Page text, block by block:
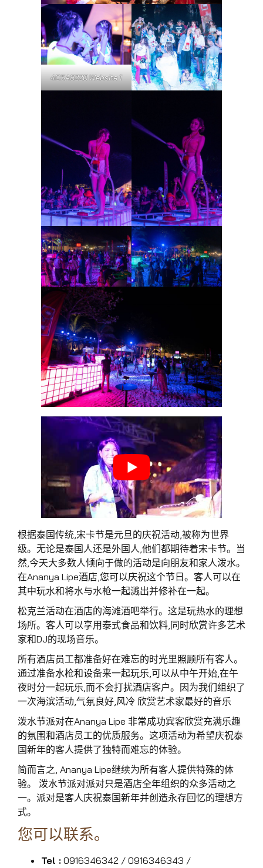
4C5A8220 Website 1
根据泰国传统,宋卡节是元旦的庆祝活动,被称为世界
级。无论是泰国人还是外国人,他们都期待着宋卡节。当
然,今天大多数人倾向于做的活动是向朋友和家人泼水。
在Ananya Lipe酒店,您可以庆祝这个节日。客人可以在
其中玩水和将水与水枪一起溅出并修补在一起。
松克兰活动在酒店的海滩酒吧举行。这是玩热水的理想
场所。客人可以享用泰式食品和饮料,同时欣赏许多艺术
家和DJ的现场音乐。
所有酒店员工都准备好在难忘的时光里照顾所有客人。
通过准备水枪和设备来一起玩乐,可以从中午开始,在午
夜时分一起玩乐,而不会打扰酒店客户。因为我们组织了
一次海滨活动,气氛良好,风冷 欣赏艺术家最好的音乐
泼水节派对在Ananya Lipe 非常成功宾客欣赏充满乐趣
的氛围和酒店员工的优质服务。这项活动为希望庆祝泰
国新年的客人提供了独特而难忘的体验。
简而言之, Ananya Lipe继续为所有客人提供特殊的体
验。 泼水节派对派对只是酒店全年组织的众多活动之
一。派对是客人庆祝泰国新年并创造永存回忆的理想方
式。
您可以联系。
Tel : 0916346342 / 0916346343 /